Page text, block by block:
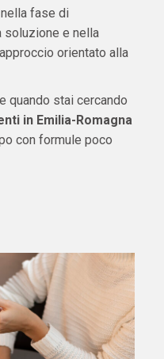
fase di
soluzione e nella
orientato alla
quando stai cercando
in Emilia-Romagna
con formule poco